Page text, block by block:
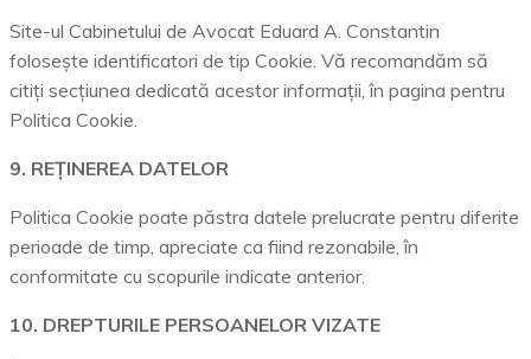
Site-ul Cabinetului de Avocat Eduard A. Constantin
folosește identificatori de tip Cookie. Vă recomandăm să
citiți secțiunea dedicată acestor informații, în pagina pentru
Politica Cookie.
9. REȚINEREA DATELOR
Politica Cookie poate păstra datele prelucrate pentru diferite
perioade de timp, apreciate ca fiind rezonabile, în
conformitate cu scopurile indicate anterior.
10. DREPTURILE PERSOANELOR VIZATE